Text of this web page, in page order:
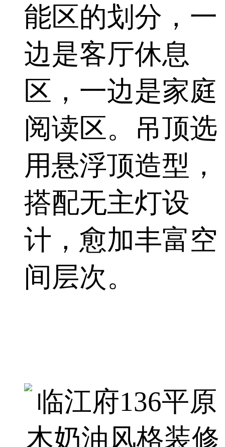
能区的划分，一
边是客厅休息
区，一边是家庭
阅读区。吊顶选
用悬浮顶造型，
搭配无主灯设
计，愈加丰富空
间层次。